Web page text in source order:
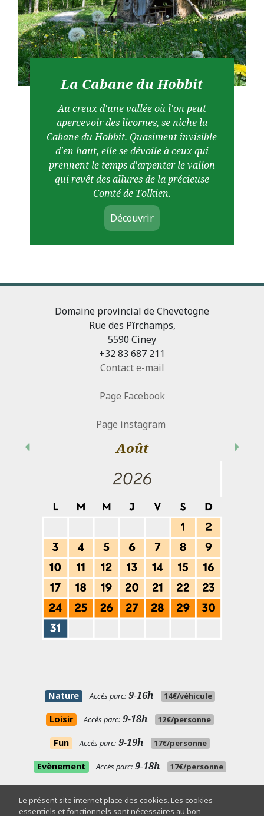
La Cabane du Hobbit
Au creux d'une vallée où l'on peut
apercevoir des licornes, se niche la
Cabane du Hobbit. Quasiment invisible
d'en haut, elle se dévoile à ceux qui
prennent le temps d'arpenter le vallon
qui revêt des allures de la précieuse
Comté de Tolkien.
Découvrir
Domaine provincial de Chevetogne
Rue des Pîrchamps,
5590 Ciney
+32 83 687 211
Contact e-mail
Page Facebook
Page instagram
Août
Précédent
Nature Accès parc: 9-16h 14€/véhicule
Loisir Accès parc: 9-18h 12€/personne
Fun Accès parc: 9-19h 17€/personne
Evènement Accès parc: 9-18h 17€/personne
Hébergements
Le présent site internet place des cookies. Les cookies
essentiels et fonctionnels sont nécessaires au bon